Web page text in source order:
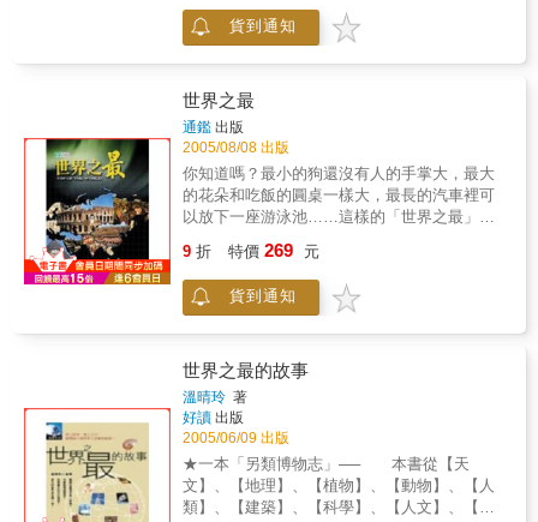
陪伴，人們夜間行走和旅行倍生樂趣。這種燈
重約一點五公斤。 人們通常把受潮或弄濕
的書籍放在陽光下曬乾或通風處晾乾，但書籍
乾後既黃又皺，影響美觀。加拿大發明了用冰
櫃把濕書凍乾的新技術，效果很好，既不黃也
不皺，猶如新書一樣。凍書法很簡單：只要把
濕書放進冰櫃的超凍格內，兩天後再取出，書
籍便乾得完好如初。 日本推出一種會說話
的體溫表。在顯示人體體溫的同時，它還能清
楚而準確地讀出人體的溫度，很適合盲人使
玩、最新奇、最最最的各種紀錄和有趣的事
物， 讓你在工作煩悶之餘，可以放鬆一下
上它，在硬物表面上用指尖輕扣，就是可奏出
音樂。手套指端裝有開關，綜合處理樂曲，手
腕處的小型音箱會發出聲響。能吃的刮鬍
膏 美國康乃爾大學研究人員開發出一種新
型刮鬍膏。他們將製造乳酪的乳清廢物加工成
可食用的刮鬍膏和易於分解的包裝氣墊，既可
變廢為寶貝，又能解除男士們在刮鬍時提防吃
進目前有害刮鬍膏的擔憂。電視提燈 日本
光管和搜索燈，還有一部兩平方英寸的液晶體
電視螢幕、收音機和緊急時用的警報器。有它
陪伴，人們夜間行走和旅行倍生樂趣。這種燈
潮或弄濕的書籍放在陽光下曬乾或通風處晾
乾，但書籍乾後既黃又皺，影響美觀。加拿大
發明了用冰櫃把濕書凍乾的新技術，效果很
好，既不黃也不皺，猶如新書一樣。凍書法很
簡單：只要把濕書放進冰櫃的超凍格內，兩天
後再取出，書籍便乾得完好如初。會說話的體
溫表 日本推出一種會說話的體溫表。在顯
貨到通知
世界之最
通鑑 出版
2005/08/08 出版
你知道嗎？最小的狗還沒有人的手掌大，最大
的花朵和吃飯的圓桌一樣大，最長的汽車裡可
以放下一座游泳池……這樣的「世界之最」妙
樹子彈也打不穿，生命力最強的昆蟲可以在開
水裡自由自在地生活……這樣的「世界之最」
蘊含著大自然的神奇奧祕；最早的火箭出現在
最」富含饒有興味的科學文化知識，激發人們
探索未知世界的好奇心與求知欲。
9 折 特價 269 元
貨到通知
世界之最的故事
溫晴玲 著
好讀 出版
2005/06/09 出版
★一本「另類博物志」── 本書從【天
文】、【地理】、【植物】、【動物】、【人
類】、【建築】、【科學】、【人文】、【美